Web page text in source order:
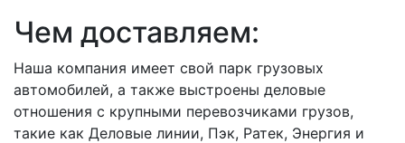
Чем доставляем:
Наша компания имеет свой парк грузовых
автомобилей, а также выстроены деловые
отношения с крупными перевозчиками грузов,
такие как Деловые линии, Пэк, Ратек, Энергия и